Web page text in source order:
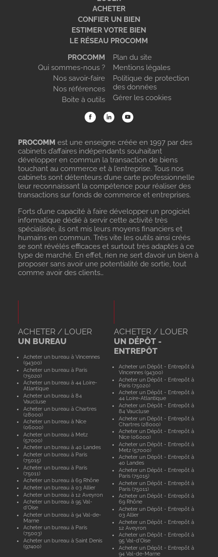
ACHETER
CONFIER UN BIEN
ESTIMER VOTRE BIEN
LE RÉSEAU PROCOMM
PROCOMM
Qui sommes-nous ?
Nos savoir-faire
Nos références
Boite à outils
Plan du site
Mentions légales
Politique de protection
des données
Gérer les cookies
PROCOMM est une enseigne créée en 1997 par des
cabinets d’affaires indépendants souhaitant
développer en commun la transaction de biens
touchant au commerce et à l’entreprise. Tous nos
cabinets sont détenteurs d’une carte professionnelle
leur reconnaissant la compétence pour réaliser des
transactions sur fonds de commerce et entreprises.
Forts d’une capacité à faire développer un progiciel
informatique dédié à servir cette activité très
spécialisée, ils ont mis leurs moyens financiers et
humains en commun. Très vite les outils ainsi créés
se sont révélés efficaces et surtout très adaptés à ce
type de marché. En effet, rien ne sert d’avoir un bien à
proposer sans avoir une potentialité de sortie, tout
comme avoir des clients…
ACHETER / LOUER
UN BUREAU
Acheter un bureau à Vincennes
(94300)
Acheter un bureau à Paris
(75020)
Acheter un bureau à 44 Loire-
Atlantique
Acheter un bureau à 84
Vaucluse
Acheter un bureau à Chartres
(28000)
Acheter un bureau à Nice
(06000)
Acheter un bureau à Metz
(57000)
Acheter un bureau à 40 Landes
Acheter un bureau à Paris
(75015)
Acheter un bureau à Paris
(75011)
Acheter un bureau à 69 Rhône
Acheter un bureau à 03 Allier
Acheter un bureau à 12 Aveyron
Acheter un bureau à 95 Val-
d'Oise
Acheter un bureau à 94 Val-de-
Marne
Acheter un bureau à Paris
(75003)
Acheter un bureau à Saint Denis
(97400)
ACHETER / LOUER
UN DÉPÔT -
ENTREPÔT
Acheter un Dépôt - Entrepôt à
Vincennes (94300)
Acheter un Dépôt - Entrepôt à
Paris (75020)
Acheter un Dépôt - Entrepôt à
44 Loire-Atlantique
Acheter un Dépôt - Entrepôt à
84 Vaucluse
Acheter un Dépôt - Entrepôt à
Chartres (28000)
Acheter un Dépôt - Entrepôt à
Nice (06000)
Acheter un Dépôt - Entrepôt à
Metz (57000)
Acheter un Dépôt - Entrepôt à
40 Landes
Acheter un Dépôt - Entrepôt à
Paris (75015)
Acheter un Dépôt - Entrepôt à
Paris (75011)
Acheter un Dépôt - Entrepôt à
69 Rhône
Acheter un Dépôt - Entrepôt à
03 Allier
Acheter un Dépôt - Entrepôt à
12 Aveyron
Acheter un Dépôt - Entrepôt à
95 Val-d'Oise
Acheter un Dépôt - Entrepôt à
94 Val-de-Marne